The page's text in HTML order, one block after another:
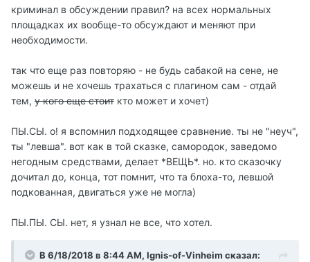
криминал в обсуждении правил? на всех нормальных
площадках их вообще-то обсуждают и меняют при
необходимости.
так что еще раз повторяю - не будь сабакой на сене, не
можешь и не хочешь трахаться с плагином сам - отдай
тем, у кого еще стоит кто может и хочет)
ПЫ.СЫ. о! я вспомнил подходящее сравнение. ты не "неуч",
ты "левша". вот как в той сказке, самородок, заведомо
негодным средствами, делает *ВЕЩЬ*. но. кто сказочку
дочитал до, конца, тот помнит, что та блоха-то, левшой
подкованная, двигаться уже не могла)
ПЫ.ПЫ. СЫ. нет, я узнал не все, что хотел.
В 6/18/2018 в 8:44 AM, Ignis-of-Vinheim сказал: